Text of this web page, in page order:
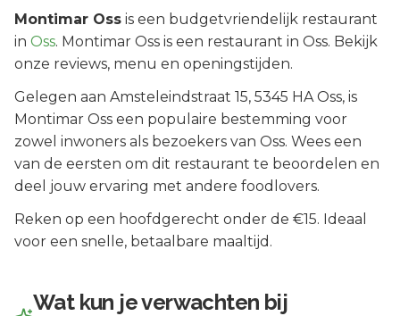
Montimar Oss is een budgetvriendelijk restaurant
in Oss. Montimar Oss is een restaurant in Oss. Bekijk
onze reviews, menu en openingstijden.
Gelegen aan Amsteleindstraat 15, 5345 HA Oss, is
Montimar Oss een populaire bestemming voor
zowel inwoners als bezoekers van Oss. Wees een
van de eersten om dit restaurant te beoordelen en
deel jouw ervaring met andere foodlovers.
Reken op een hoofdgerecht onder de €15. Ideaal
voor een snelle, betaalbare maaltijd.
Wat kun je verwachten bij